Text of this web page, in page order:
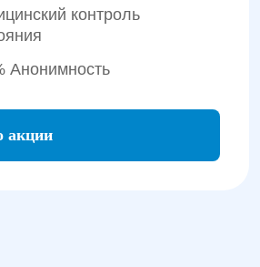
контроль
Анонимность
акции